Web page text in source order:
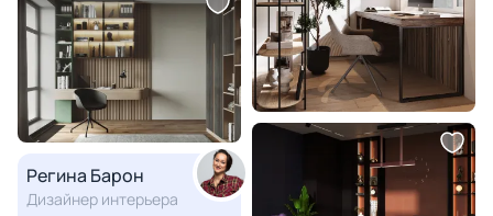
Регина Барон
Дизайнер интерьера